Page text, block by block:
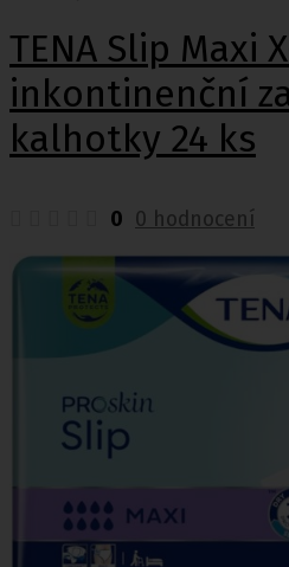
TENA Slip Maxi
inkontinenční
kalhotky 24 ks
0 0 hodnocení